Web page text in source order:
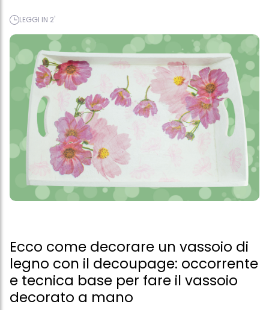
LEGGI IN 2'
Ecco come decorare un vassoio di
legno con il decoupage: occorrente
e tecnica base per fare il vassoio
decorato a mano